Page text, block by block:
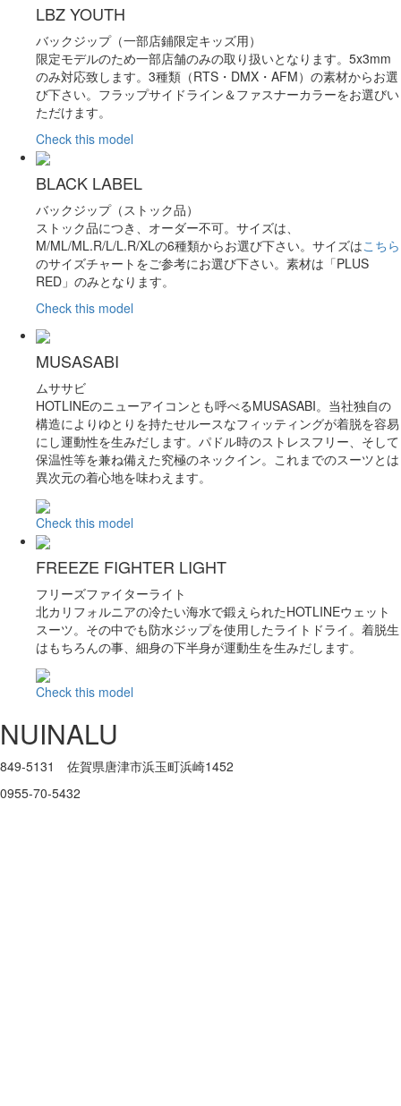
LBZ YOUTH
バックジップ（一部店鋪限定キッズ用）
限定モデルのため一部店舗のみの取り扱いとなります。5x3mm
のみ対応致します。3種類（RTS・DMX・AFM）の素材からお選
び下さい。フラップサイドライン＆ファスナーカラーをお選びい
ただけます。
Check this model
BLACK LABEL
バックジップ（ストック品）
ストック品につき、オーダー不可。サイズは、
M/ML/ML.R/L/L.R/XLの6種類からお選び下さい。サイズはこちら
のサイズチャートをご参考にお選び下さい。素材は「PLUS
RED」のみとなります。
Check this model
MUSASABI
ムササビ
HOTLINEのニューアイコンとも呼べるMUSASABI。当社独自の
構造によりゆとりを持たせルースなフィッティングが着脱を容易
にし運動性を生みだします。パドル時のストレスフリー、そして
保温性等を兼ね備えた究極のネックイン。これまでのスーツとは
異次元の着心地を味わえます。
Check this model
FREEZE FIGHTER LIGHT
フリーズファイターライト
北カリフォルニアの冷たい海水で鍛えられたHOTLINEウェット
スーツ。その中でも防水ジップを使用したライトドライ。着脱生
はもちろんの事、細身の下半身が運動生を生みだします。
Check this model
NUINALU
849-5131 佐賀県唐津市浜玉町浜崎1452
0955-70-5432